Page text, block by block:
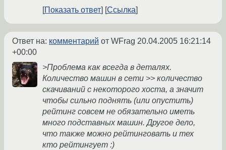
Показать ответ
Ссылка
Ответ на: комментарий от WFrag 20.04.2005 16:21:14
+00:00
>Проблема как всегда в деталях.
Количество машин в сети >> количество
скачиваний с некоторого хоста, а значит
чтобы сильно поднять (или опустить)
рейтинг совсем не обязательно иметь
много подставных машин. Другое дело,
что также можно рейтинговать и тех
кто рейтингует :)